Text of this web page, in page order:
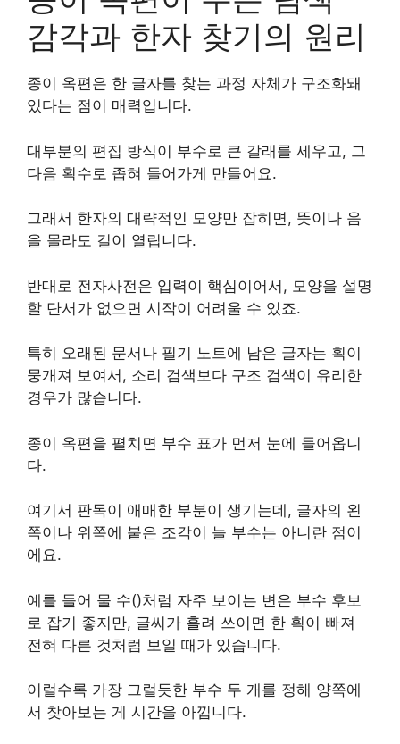
감각과 한자 찾기의 원리
종이 옥편은 한 글자를 찾는 과정 자체가 구조화돼
있다는 점이 매력입니다.
대부분의 편집 방식이 부수로 큰 갈래를 세우고, 그
다음 획수로 좁혀 들어가게 만들어요.
그래서 한자의 대략적인 모양만 잡히면, 뜻이나 음
을 몰라도 길이 열립니다.
반대로 전자사전은 입력이 핵심이어서, 모양을 설명
할 단서가 없으면 시작이 어려울 수 있죠.
특히 오래된 문서나 필기 노트에 남은 글자는 획이
뭉개져 보여서, 소리 검색보다 구조 검색이 유리한
경우가 많습니다.
종이 옥편을 펼치면 부수 표가 먼저 눈에 들어옵니
다.
여기서 판독이 애매한 부분이 생기는데, 글자의 왼
쪽이나 위쪽에 붙은 조각이 늘 부수는 아니란 점이
에요.
예를 들어 물 수()처럼 자주 보이는 변은 부수 후보
로 잡기 좋지만, 글씨가 흘려 쓰이면 한 획이 빠져
전혀 다른 것처럼 보일 때가 있습니다.
이럴수록 가장 그럴듯한 부수 두 개를 정해 양쪽에
서 찾아보는 게 시간을 아낍니다.